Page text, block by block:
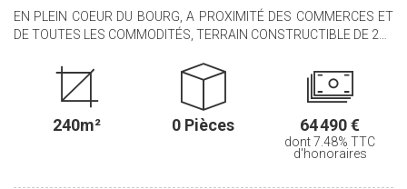
EN PLEIN COEUR DU BOURG, A PROXIMITÉ DES COMMERCES ET
DE TOUTES LES COMMODITÉS, TERRAIN CONSTRUCTIBLE DE 240
TOUS LES REZEAUX EN FAÇADE ( EDF, EAU, TAE ) . VOUS
APPRÉCIEREZ DE POUVOIR TOUT FAIRE A PIEDS, SANS AVOIR A
PRENDRE VOTRE VOITURE POUR ACHETER LE PAIN.........., OU
ALLER CHEZ LE MÉDECIN......... EMPLACEMENT IDÉAL POUR UNE
CONSTRUIRE UNE MAISON DE PLEIN PIEDS . POUR PLUS DE
240m² 0 Pièces 64 490 €
dont 7.48% TTC
d'honoraires